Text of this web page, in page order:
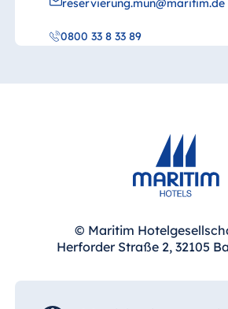
reservierung.mun@maritim.de
0800 33 8 33 89
© Maritim
Herforder Straße 2, 32105